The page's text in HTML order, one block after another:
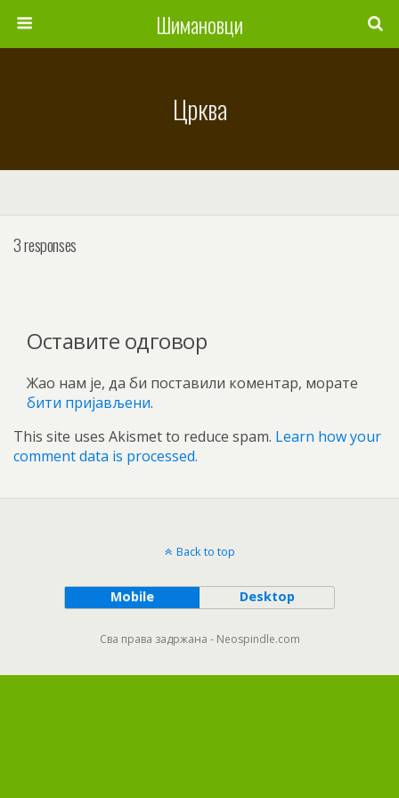
Шимановци
Црква
3 responses
Оставите одговор
Жао нам је, да би поставили коментар, морате
бити пријављени.
This site uses Akismet to reduce spam. Learn how your
comment data is processed.
Back to top
Mobile Desktop
Сва права задржана - Neospindle.com